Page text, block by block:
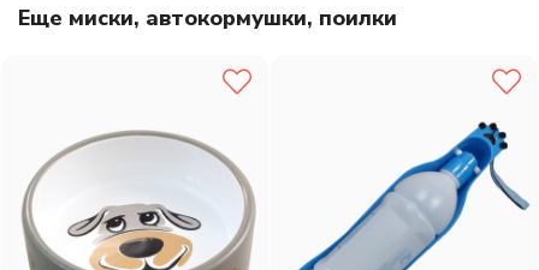
(латекс с наполнителем) и имеет соответствующую
удобную форму.
латекс, пластик
Еще миски, автокормушки, поилки